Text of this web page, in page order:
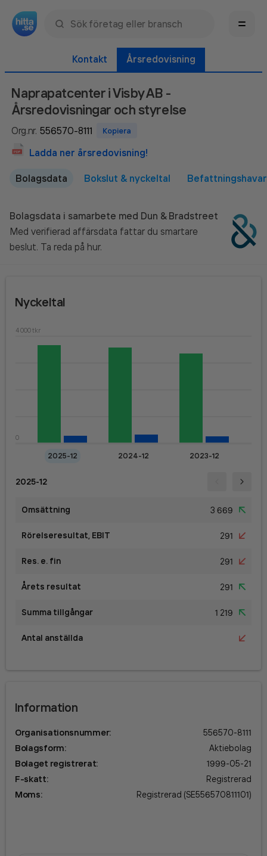
Sök namn, gata, ort, telefon, företag, sökord
Kontakt Årsredovisning
Naprapatcenter i Visby AB -
Årsredovisningar och styrelse
Org.nr. Kopiera
Ladda ner årsredovisning!
Bolagsdata Bokslut & nyckeltal
Bolagsdata i samarbete med Dun & Bradstreet
Med verifierad affärsdata fattar du smartare
beslut. Ta reda på hur.
Information
Organisationsnummer: 556570-8111
Bolagsform: Aktiebolag
Bolaget registrerat: 1999-05-21
F-skatt: Registrerad
Moms: Registrerad (SE556570811101)
Nyckeltal
2025-12 2024-12 2023-12
4 000 tkr
0
2025-12
Omsättning 3 669
Rörelseresultat, EBIT 291
Res. e. fin 291
Årets resultat 291
Summa tillgångar 1 219
Antal anställda